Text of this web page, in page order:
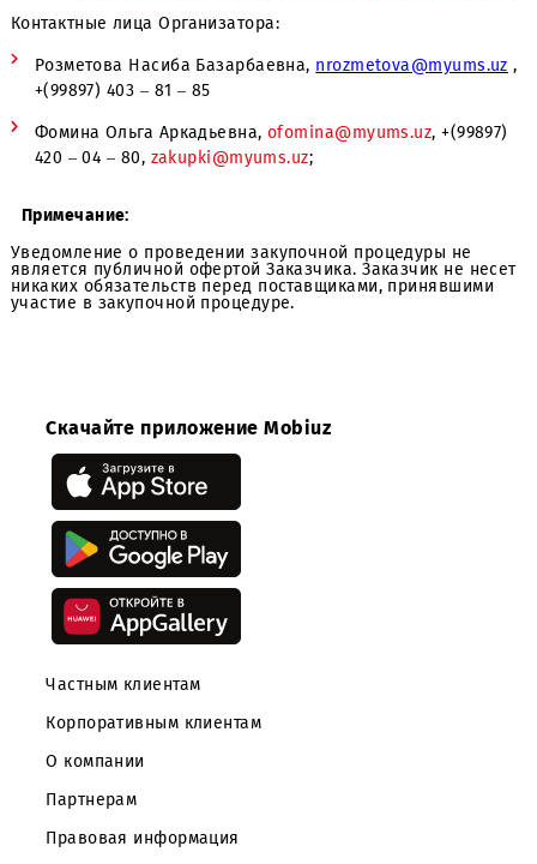
http://exarid.uzex.uz/ru/competitive/lot/9040578
Срок завершения приема предложений Участников: Не
позднее17 часов 00 мин (местное время) 03 декабря
Контактные лица Организатора:
+(99897) 403 – 81 – 85
Фомина Ольга Аркадьевна,ofomina@myums.uz,
420 – 04 – 80,zakupki@myums.uz;
является публичной офертой Заказчика. Заказчик не
никаких обязательств перед поставщиками,
участие в закупочной процедуре.
Скачайте приложение Mobiuz